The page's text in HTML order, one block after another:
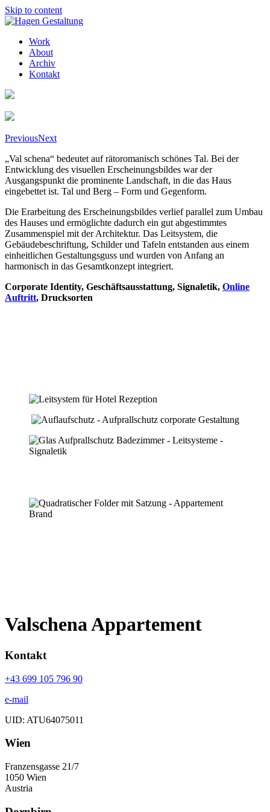
Skip to content
Work
About
Archiv
Kontakt
PreviousNext
„Val schena“ bedeutet auf rätoromanisch schönes Tal. Bei der
Entwicklung des visuellen Erscheinungsbildes war der
Ausgangspunkt die prominente Landschaft, in die das Haus
eingebettet ist. Tal und Berg – Form und Gegenform.
Die Erarbeitung des Erscheinungsbildes verlief parallel zum Umbau
des Hauses und ermöglichte dadurch ein gut abgestimmtes
Zusammenspiel mit der Architektur. Das Leitsystem, die
Gebäudebeschriftung, Schilder und Tafeln entstanden aus einem
einheitlichen Gestaltungsguss und wurden von Anfang an
harmonisch in das Gesamtkonzept integriert.
Corporate Identity, Geschäftsausstattung, Signaletik, Online
Auftritt, Drucksorten
Valschena Appartement
Kontakt
+43 699 105 796 90
e-mail
UID: ATU64075011
Wien
Franzensgasse 21/7
1050 Wien
Austria